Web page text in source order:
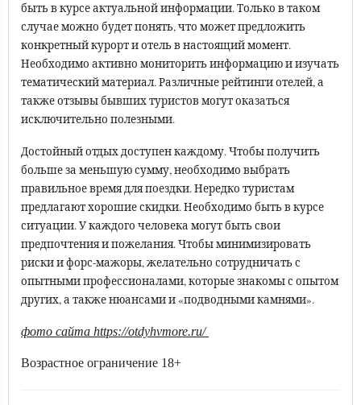
быть в курсе актуальной информации. Только в таком
случае можно будет понять, что может предложить
конкретный курорт и отель в настоящий момент.
Необходимо активно мониторить информацию и изучать
тематический материал. Различные рейтинги отелей, а
также отзывы бывших туристов могут оказаться
исключительно полезными.
Достойный отдых доступен каждому. Чтобы получить
больше за меньшую сумму, необходимо выбрать
правильное время для поездки. Нередко туристам
предлагают хорошие скидки. Необходимо быть в курсе
ситуации. У каждого человека могут быть свои
предпочтения и пожелания. Чтобы минимизировать
риски и форс-мажоры, желательно сотрудничать с
опытными профессионалами, которые знакомы с опытом
других, а также нюансами и «подводными камнями».
фото сайта https://otdyhvmore.ru/
Возрастное ограничение 18+